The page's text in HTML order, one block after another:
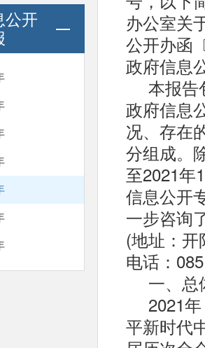
公开
办公室关
公开办函
政府信息
本报告
政府信息
况、存在
分组成。
至2021年
信息公开
一步咨询
(地址：开
电话：
一、总
2021
平新时代